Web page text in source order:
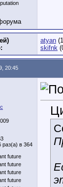
atyan
skifnk
20:45
раз(а) в 364